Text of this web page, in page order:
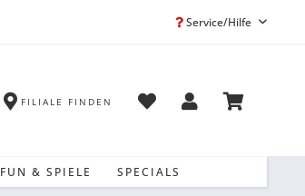
Service/Hilfe
FILIALE FINDEN
FUN & SPIELE SPECIALS